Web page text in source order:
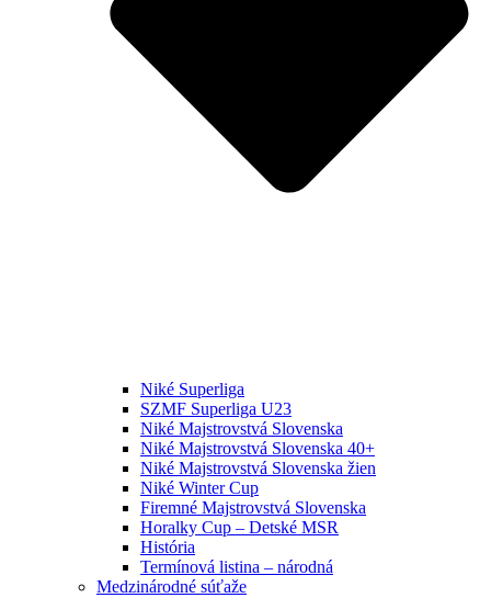
Niké Superliga
SZMF Superliga U23
Niké Majstrovstvá Slovenska
Niké Majstrovstvá Slovenska 40+
Niké Majstrovstvá Slovenska žien
Niké Winter Cup
Firemné Majstrovstvá Slovenska
Horalky Cup – Detské MSR
História
Termínová listina – národná
Medzinárodné súťaže